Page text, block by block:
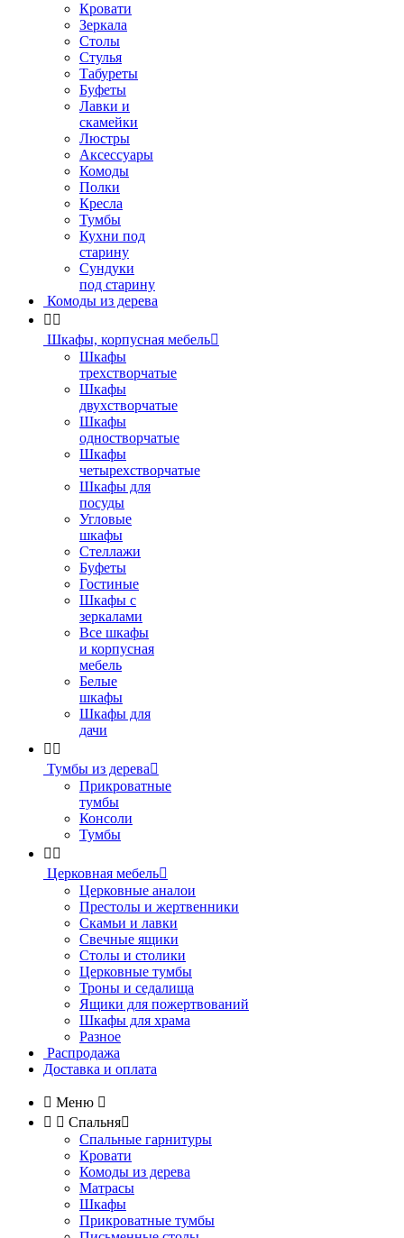
Кровати
Зеркала
Столы
Стулья
Табуреты
Буфеты
Лавки и
скамейки
Люстры
Аксессуары
Комоды
Полки
Кресла
Тумбы
Кухни под
старину
Сундуки
под старину
Комоды из дерева
 
Шкафы, корпусная мебель
Шкафы
трехстворчатые
Шкафы
двухстворчатые
Шкафы
одностворчатые
Шкафы
четырехстворчатые
Шкафы для
посуды
Угловые
шкафы
Стеллажи
Буфеты
Гостиные
Шкафы с
зеркалами
Все шкафы
и корпусная
мебель
Белые
шкафы
Шкафы для
дачи
 
Тумбы из дерева
Прикроватные
тумбы
Консоли
Тумбы
 
Церковная мебель
Церковные аналои
Престолы и жертвенники
Скамьи и лавки
Свечные ящики
Столы и столики
Церковные тумбы
Троны и седалища
Ящики для пожертвований
Шкафы для храма
Разное
Распродажа
Доставка и оплата
 Меню 
  Спальня
Спальные гарнитуры
Кровати
Комоды из дерева
Матрасы
Шкафы
Прикроватные тумбы